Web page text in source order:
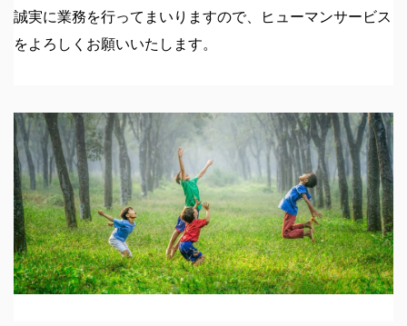
誠実に業務を行ってまいりますので、
ヒューマンサービス
をよろしくお願いいたします。